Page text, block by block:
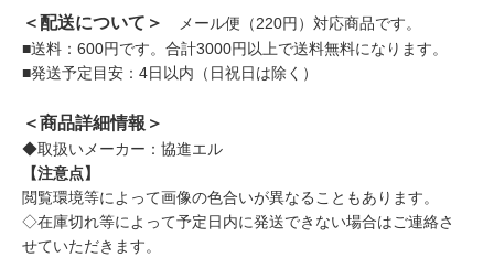
＜配送について＞
メール便（220円）対応商品です。
■送料：600円です。合計3000円以上で送料無料になります。
■発送予定目安：4日以内（日祝日は除く）
＜商品詳細情報＞
◆取扱いメーカー：協進エル
【注意点】
閲覧環境等によって画像の色合いが異なることもあります。
◇在庫切れ等によって予定日内に発送できない場合はご連絡さ
せていただきます。